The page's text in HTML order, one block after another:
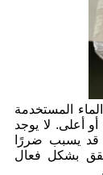
المستخدمة
65 درجة مئوية أو أعلى. لا يوجد
قد يسبب ضررًا
بشكل فعال